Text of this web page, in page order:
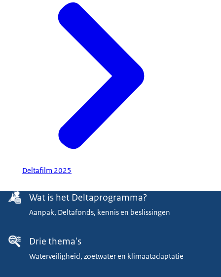
Deltafilm 2025
Menu Wat is het Deltaprogramma?
Aanpak, Deltafonds, kennis en beslissingen
Drie thema's
Waterveiligheid, zoetwater en klimaatadaptatie